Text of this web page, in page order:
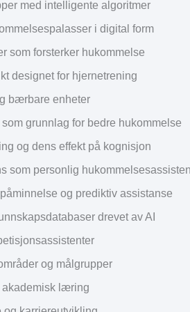
med intelligente algoritmer
i digital form
som forsterker hukommelse
designet for hjernetrening
bærbare enheter
grunnlag for bedre hukommelse
og dens effekt på kognisjon
som personlig
og prediktiv assistanse
drevet av AI
og målgrupper
akademisk læring